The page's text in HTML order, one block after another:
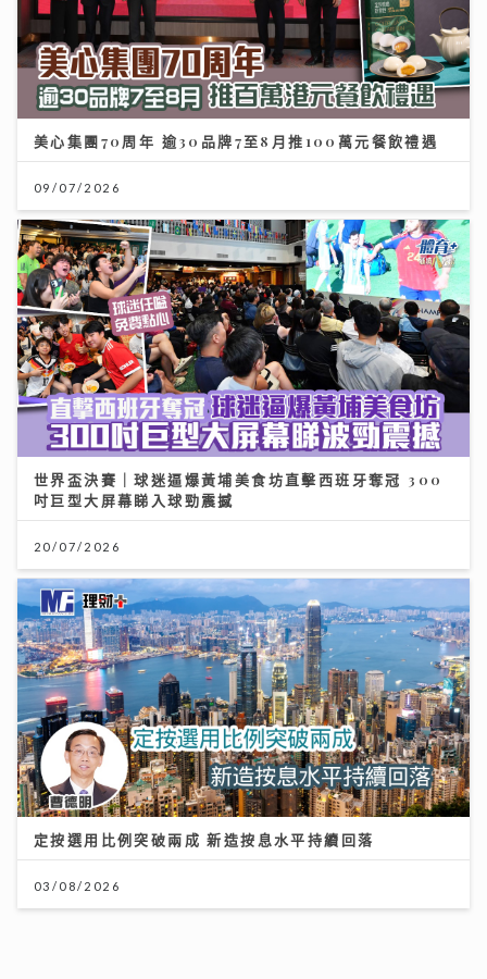
美心集團70周年 逾30品牌7至8月推100萬元餐飲禮遇
09/07/2026
世界盃決賽｜球迷逼爆黃埔美食坊直擊西班牙奪冠 300
吋巨型大屏幕睇入球勁震撼
20/07/2026
定按選用比例突破兩成 新造按息水平持續回落
03/08/2026